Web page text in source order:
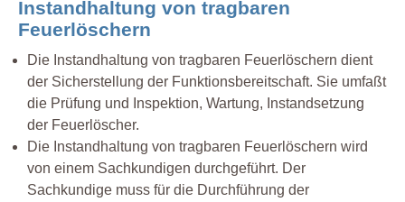
Instandhaltung von tragbaren
Feuerlöschern
Die Instandhaltung von tragbaren Feuerlöschern dient
der Sicherstellung der Funktionsbereitschaft. Sie umfaßt
die Prüfung und Inspektion, Wartung, Instandsetzung
der Feuerlöscher.
Die Instandhaltung von tragbaren Feuerlöschern wird
von einem Sachkundigen durchgeführt. Der
Sachkundige muss für die Durchführung der